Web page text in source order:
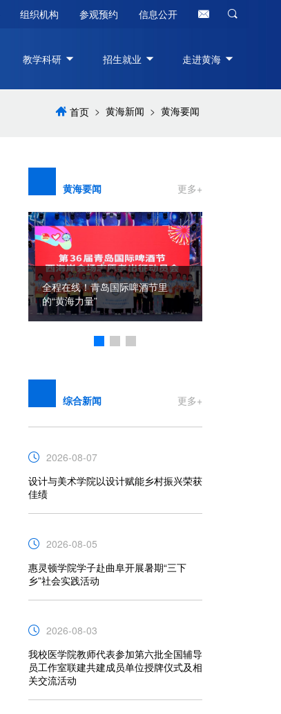
组织机构 参观预约 信息公开
教学科研 招生就业 走进黄海
首页 > 黄海新闻 > 黄海要闻
黄海要闻 更多+
青岛黄海学院举行2026年新教师
入职培训开班仪式
综合新闻 更多+
2026-08-07
设计与美术学院以设计赋能乡村振兴荣获
佳绩
2026-08-05
惠灵顿学院学子赴曲阜开展暑期“三下
乡”社会实践活动
2026-08-03
我校医学院教师代表参加第六批全国辅导
员工作室联建共建成员单位授牌仪式及相
关交流活动